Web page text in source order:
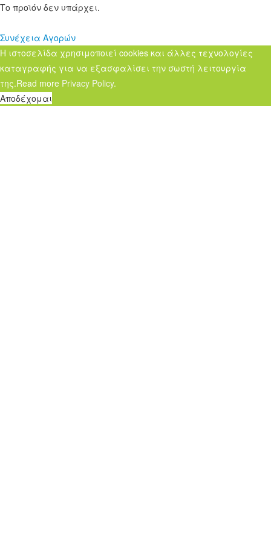
Το προϊόν δεν υπάρχει.
Συνέχεια Αγορών
Η ιστοσελίδα χρησιμοποιεί cookies και άλλες τεχνολογίες
καταγραφής για να εξασφαλίσει την σωστή λειτουργία
της.Read more Privacy Policy.
Αποδέχομαι